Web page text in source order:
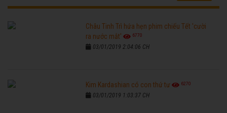
Châu Tinh Trì hứa hẹn phim chiếu Tết 'cười
ra nước mắt'
6770
03/01/2019 2:04:06 CH
Kim Kardashian có con thứ tư 6270
03/01/2019 1:03:37 CH